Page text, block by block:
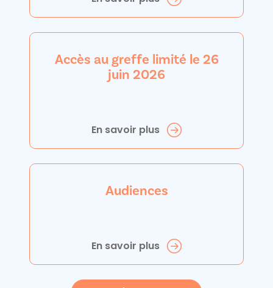
Accès au greffe limité le 26
juin 2026
En savoir plus
Audiences
En savoir plus